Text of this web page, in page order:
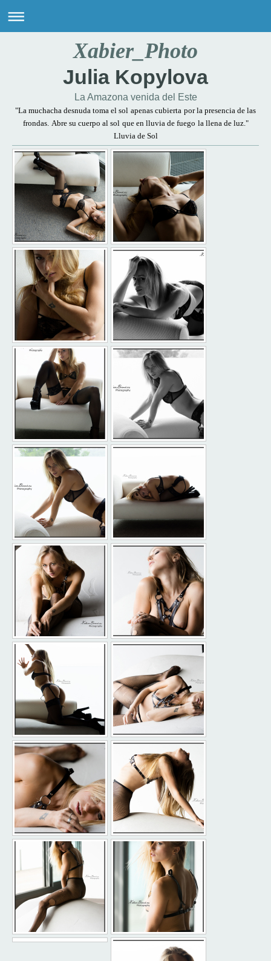
Xabier_Photo
Julia Kopylova
La Amazona venida del Este
"La muchacha desnuda toma el sol apenas cubierta por la presencia de las
frondas. Abre su cuerpo al sol que en lluvia de fuego la llena de luz."
Lluvia de Sol